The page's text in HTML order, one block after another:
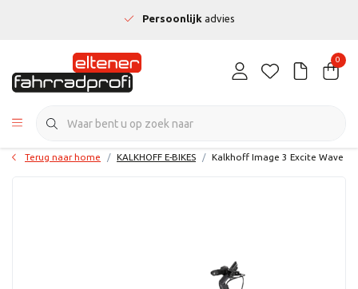
Persoonlijkadvies
0
Terug naar home KALKHOFF E-BIKES Kalkhoff Image 3 Excite Wave